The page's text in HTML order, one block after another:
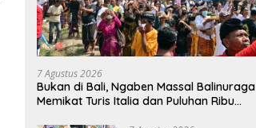
7 Agustus 2026
Bukan di Bali, Ngaben Massal Balinuraga
Memikat Turis Italia dan Puluhan Ribu